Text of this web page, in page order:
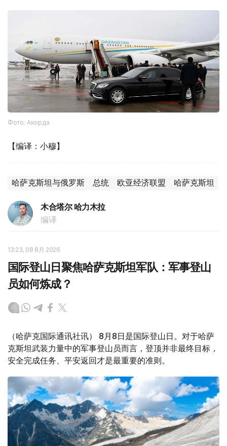
Фото: Акорда
【编译：小穆】
哈萨克斯坦与俄罗斯 总统 欧亚经济联盟 哈萨克斯坦
木合塔尔 哈力木拉
编译
13:23, 08 8月 2026
国际登山日聚焦哈萨克斯坦军队：军事登山
员如何炼成？
（哈萨克国际通讯社讯） 8月8日是国际登山日。对于哈萨
克斯坦武装力量中的军事登山员而言，登顶并非最终目标，
安全完成任务、平安返回才是最重要的准则。